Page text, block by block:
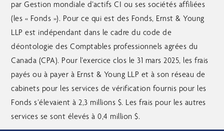
par Gestion mondiale d’actifs CI ou ses sociétés affiliées
(les « Fonds »). Pour ce qui est des Fonds, Ernst & Young
LLP est indépendant dans le cadre du code de
déontologie des Comptables professionnels agrées du
Canada (CPA). Pour l’exercice clos le 31 mars 2025, les frais
payés ou à payer à Ernst & Young LLP et à son réseau de
cabinets pour les services de vérification fournis pour les
Fonds s’élevaient à 2,3 millions $. Les frais pour les autres
services se sont élevés à 0,4 million $.